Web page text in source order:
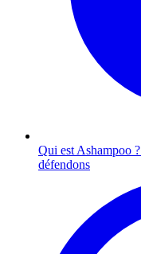
Qui est Ashampoo ?
défendons